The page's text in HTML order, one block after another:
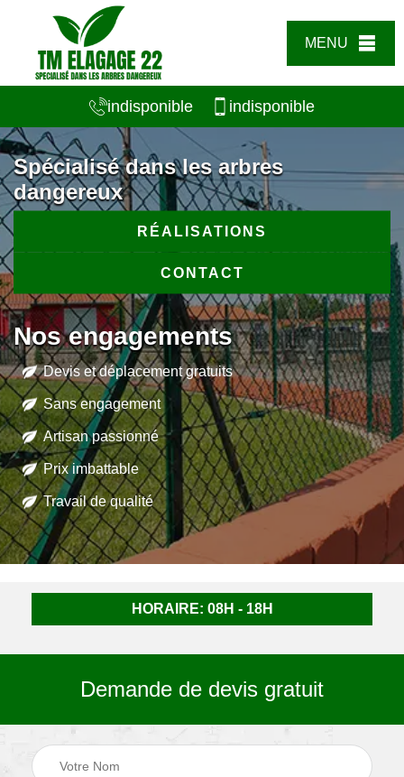
MENU
indisponible indisponible
Spécialisé dans les arbres
dangereux
RÉALISATIONS
CONTACT
Nos engagements
Devis et déplacement gratuits
Sans engagement
Artisan passionné
Prix imbattable
Travail de qualité
HORAIRE: 08H - 18H
Demande de devis gratuit